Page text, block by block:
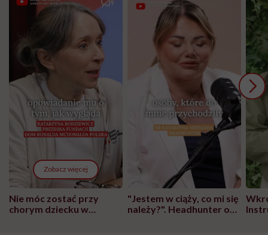
Zobacz więcej
Nie móc zostać przy
chorym dziecku w
"Jestem w ciąży, co mi się
należy?". Headhunter o